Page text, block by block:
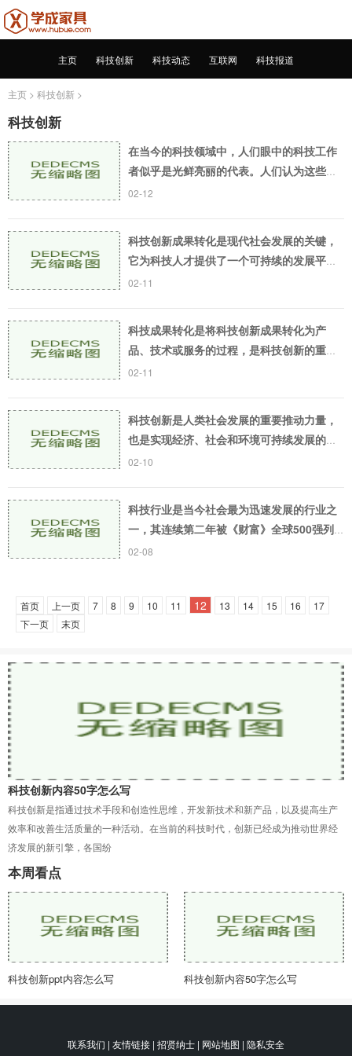
主页 科技创新 科技动态 互联网 科技报道
主页 > 科技创新 >
科技创新
在当今的科技领域中，人们眼中的科技工作
者似乎是光鲜亮丽的代表。人们认为这些科
技人才拥有高薪、高福利、自由创新的工作
02-12
科技创新成果转化是现代社会发展的关键，
它为科技人才提供了一个可持续的发展平
台，同时也推动了科技成果向市场经济转
02-11
科技成果转化是将科技创新成果转化为产
品、技术或服务的过程，是科技创新的重要
环节之一。科技成果转化工作能够促进科技
02-11
科技创新是人类社会发展的重要推动力量，
也是实现经济、社会和环境可持续发展的关
键因素之一。在过去几十年间，全球范围内
02-10
科技行业是当今社会最为迅速发展的行业之
一，其连续第二年被《财富》全球500强列
为发展最快的行业。目前科技行业的发展主
02-08
首页 上一页 7 8 9 10 11 12 13 14 15 16
17
下一页
末页
科技创新内容50字怎么写
科技创新是指通过技术手段和创造性思维，开发新技术和新产品，以及提高生产
效率和改善生活质量的一种活动。在当前的科技时代，创新已经成为推动世界经
济发展的新引擎，各国纷
本周看点
科技创新ppt内容怎么写 科技创新内容50字怎么写
联系我们 | 友情链接 | 招贤纳士 | 网站地图 | 隐私安全